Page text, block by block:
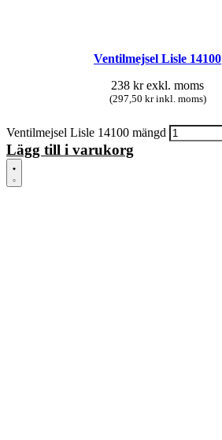
Ventilmejsel Lisle 14100
238 kr exkl. moms
(297,50 kr inkl. moms)
Ventilmejsel Lisle 14100 mängd
Lägg till i varukorg